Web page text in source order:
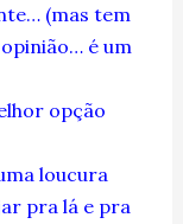
(mas tem
é um
opção
loucura
pra lá e pra